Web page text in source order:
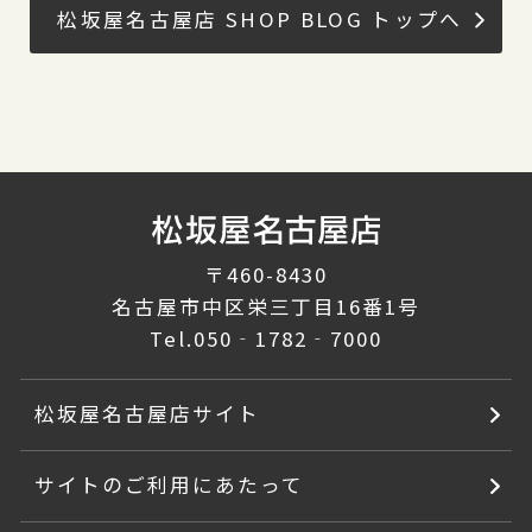
松坂屋名古屋店 SHOP BLOG トップへ
〒460-8430
名古屋市中区栄三丁目16番1号
Tel.050‐1782‐7000
松坂屋名古屋店サイト
サイトのご利用にあたって